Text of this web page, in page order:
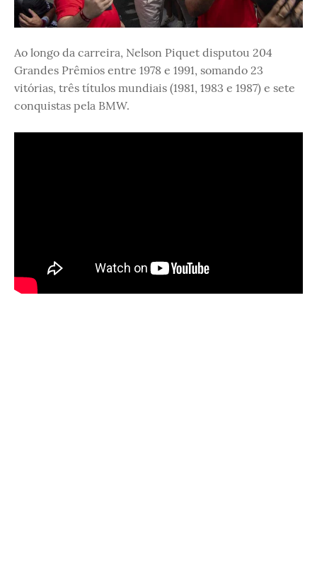
Ao longo da carreira, Nelson Piquet disputou 204
Grandes Prêmios entre 1978 e 1991, somando 23
vitórias, três títulos mundiais (1981, 1983 e 1987) e sete
conquistas pela BMW.